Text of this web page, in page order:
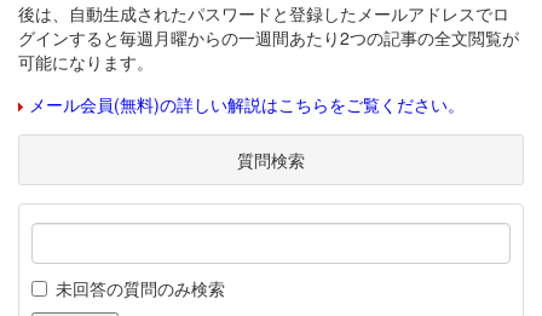
後は、自動生成されたパスワードと登録したメールアドレスでロ
グインすると毎週月曜からの一週間あたり2つの記事の全文閲覧が
可能になります。
メール会員(無料)の詳しい解説はこちらをご覧ください。
質問検索
未回答の質問のみ検索